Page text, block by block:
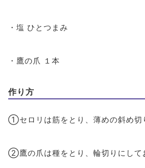
・塩 ひとつまみ
・鷹の爪 １本
作り方
①セロリは筋をとり、薄めの斜め切
②鷹の爪は種をとり、輪切りにして